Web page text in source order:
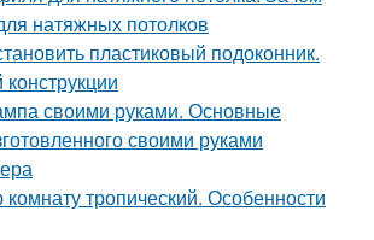
натяжных потолков
пластиковый подоконник.
своими руками. Основные
своими руками
тропический. Особенности